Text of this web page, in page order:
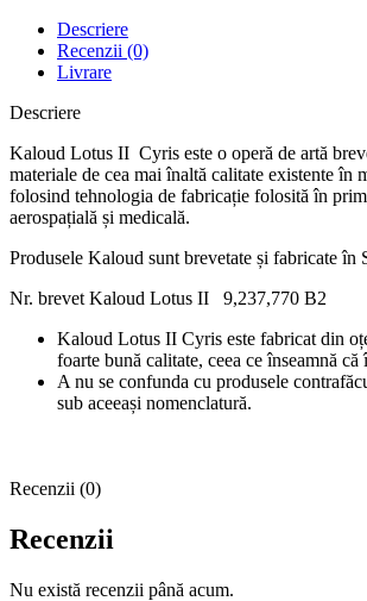
Descriere
Recenzii (0)
Livrare
Descriere
Kaloud Lotus II Cyris este o operă de artă
materiale de cea mai înaltă calitate existente în
folosind tehnologia de fabricație folosită în
aerospațială și medicală.
Produsele Kaloud sunt brevetate și fabricate în
Nr. brevet Kaloud Lotus II 9,237,770 B2
Kaloud Lotus II Cyris este fabricat din
foarte bună calitate, ceea ce înseamnă
A nu se confunda cu produsele
sub aceeași nomenclatură.
Recenzii (0)
Recenzii
Nu există recenzii până acum.